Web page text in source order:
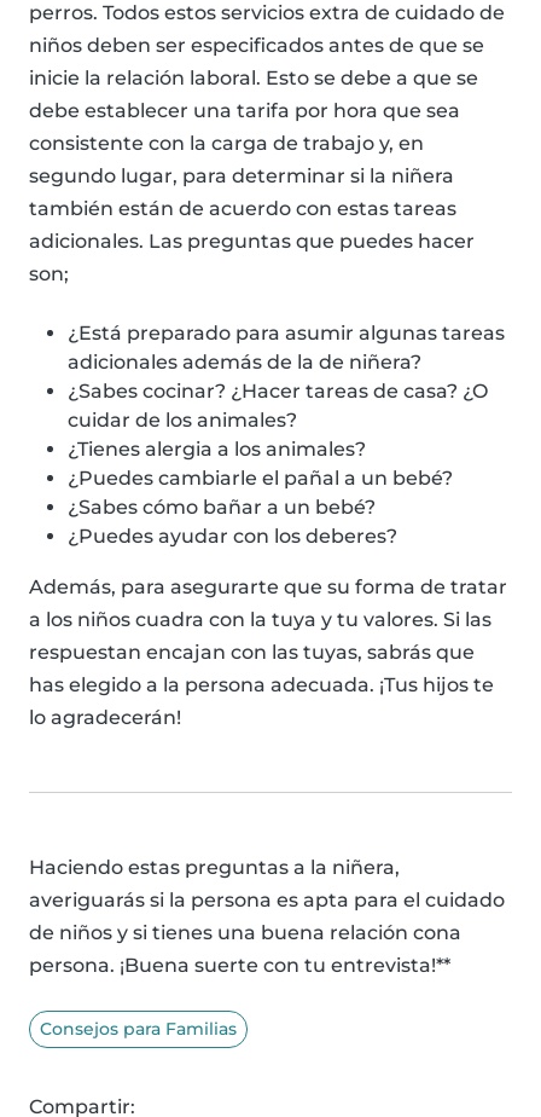
perros. Todos estos servicios extra de cuidado de
niños deben ser especificados antes de que se
inicie la relación laboral. Esto se debe a que se
debe establecer una tarifa por hora que sea
consistente con la carga de trabajo y, en
segundo lugar, para determinar si la niñera
también están de acuerdo con estas tareas
adicionales. Las preguntas que puedes hacer
son;
¿Está preparado para asumir algunas tareas
adicionales además de la de niñera?
¿Sabes cocinar? ¿Hacer tareas de casa? ¿O
cuidar de los animales?
¿Tienes alergia a los animales?
¿Puedes cambiarle el pañal a un bebé?
¿Sabes cómo bañar a un bebé?
¿Puedes ayudar con los deberes?
Además, para asegurarte que su forma de tratar
a los niños cuadra con la tuya y tu valores. Si las
respuestan encajan con las tuyas, sabrás que
has elegido a la persona adecuada. ¡Tus hijos te
lo agradecerán!
Haciendo estas preguntas a la niñera,
averiguarás si la persona es apta para el cuidado
de niños y si tienes una buena relación cona
persona. ¡Buena suerte con tu entrevista!**
Consejos para Familias
Compartir: